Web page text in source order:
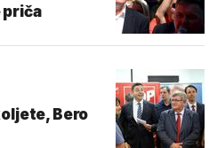
priča
Bero